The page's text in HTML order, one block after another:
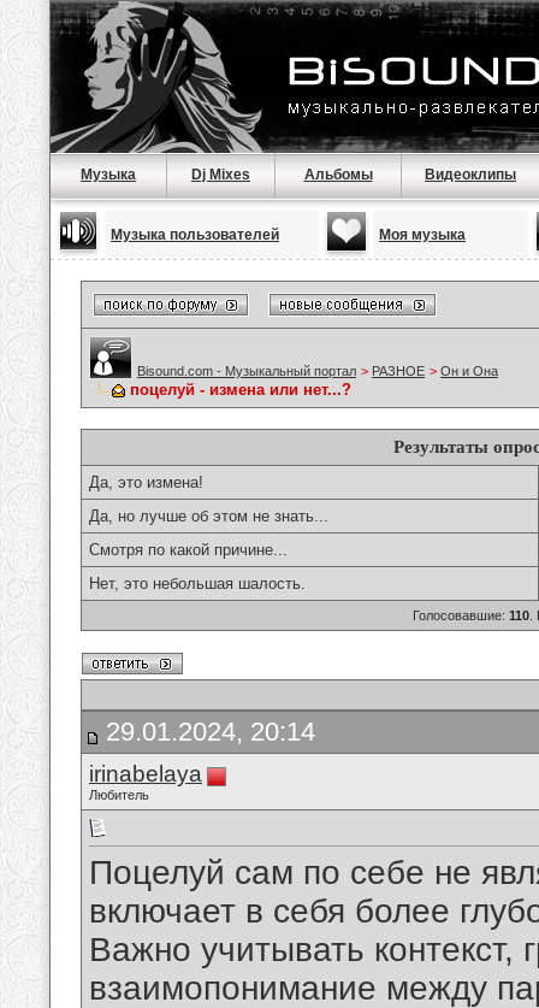
Музыка Dj Mixes Альбомы Видеоклипы
Музыка пользователей Моя музыка
Bisound.com - Музыкальный портал > РАЗНОЕ > Он и Она
поцелуй - измена или нет...?
Результаты
Да, это измена!
Да, но лучше об этом не знать...
Смотря по какой причине...
Нет, это небольшая шалость.
Голосовавшие: 110
29.01.2024, 20:14
irinabelaya
Любитель
Поцелуй сам по себе не
включает в себя более
Важно учитывать
взаимопонимание между